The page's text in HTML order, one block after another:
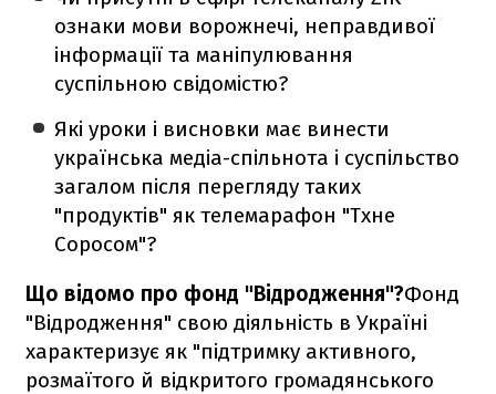
ознаки мови ворожнечі, неправдивої
інформації та маніпулювання
суспільною свідомістю?
Які уроки і висновки має винести
українська медіа-спільнота і суспільство
загалом після перегляду таких
"продуктів" як телемарафон "Тхне
Соросом"?
Що відомо про фонд "Відродження"?Фонд
"Відродження" свою діяльність в Україні
характеризує як "підтримку активного,
розмаїтого й відкритого громадянського